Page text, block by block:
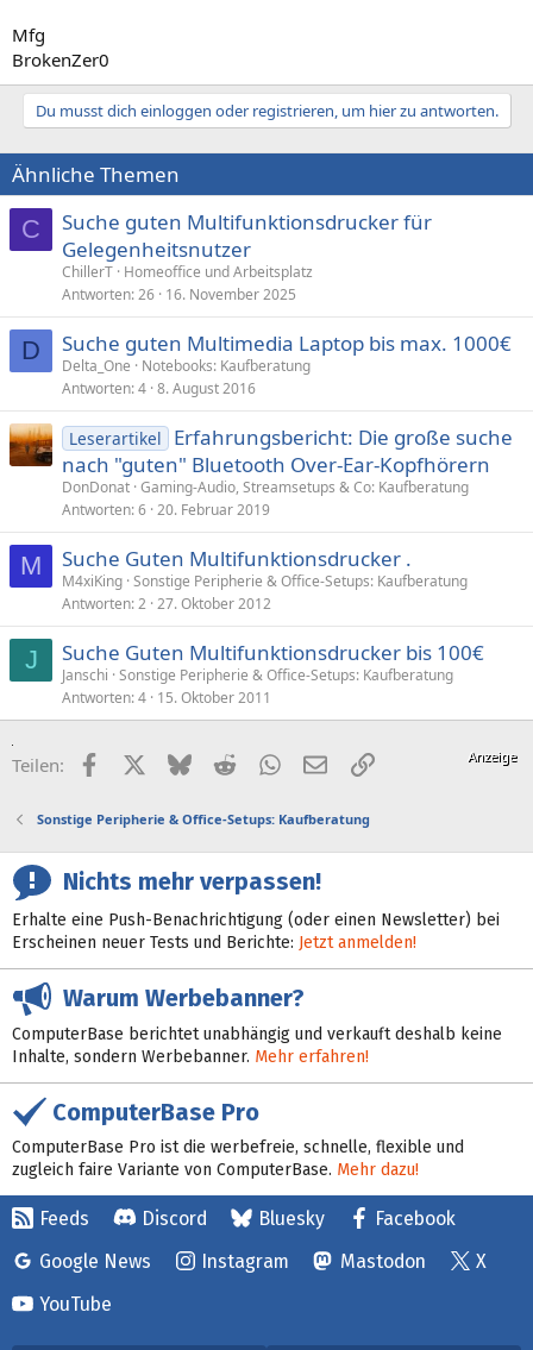
Mfg
BrokenZer0
Du musst dich einloggen oder registrieren, um hier zu antworten.
Ähnliche Themen
C
Suche guten Multifunktionsdrucker für
Gelegenheitsnutzer
ChillerT Homeoffice und Arbeitsplatz
Antworten 26 16. November 2025
D Suche guten Multimedia Laptop bis max. 1000€
Delta_One
Notebooks: Kaufberatung
Antworten 4 8. August 2016
Leserartikel
Erfahrungsbericht: Die große suche
nach "guten" Bluetooth Over-Ear-Kopfhörern
DonDonat Gaming-Audio, Streamsetups & Co: Kaufberatung
Antworten 6 20. Februar 2019
M Suche Guten Multifunktionsdrucker .
M4xiKing Sonstige Peripherie & Office-Setups: Kaufberatung
Antworten 2 27. Oktober 2012
J Suche Guten Multifunktionsdrucker bis 100€
Janschi Sonstige Peripherie & Office-Setups: Kaufberatung
Antworten 4 15. Oktober 2011
Teilen: FacebookX (Twitter)
BlueskyRedditWhatsApp
E-MailLink
Sonstige Peripherie & Office-Setups: Kaufberatung
Nichts mehr verpassen!
Erhalte eine Push-Benachrichtigung (oder einen Newsletter) bei
Erscheinen neuer Tests und Berichte: Jetzt anmelden!
Warum Werbebanner?
ComputerBase berichtet unabhängig und verkauft deshalb keine
Inhalte, sondern Werbebanner. Mehr erfahren!
ComputerBase Pro
ComputerBase Pro ist die werbefreie, schnelle, flexible und
zugleich faire Variante von ComputerBase. Mehr dazu!
Feeds Discord Bluesky
Facebook
Google News
Instagram Mastodon
X
YouTube